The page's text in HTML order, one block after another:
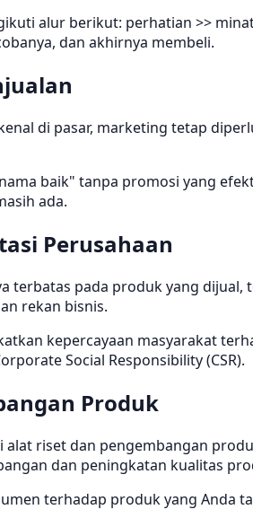
alur berikut: perhatian >>
dan akhirnya membeli.
di pasar, marketing tetap
baik" tanpa promosi yang
ada.
Perusahaan
terbatas pada produk yang
rekan bisnis.
kepercayaan masyarakat
Social Responsibility (CSR).
Produk
riset dan pengembangan
dan peningkatan kualitas
terhadap produk yang Anda